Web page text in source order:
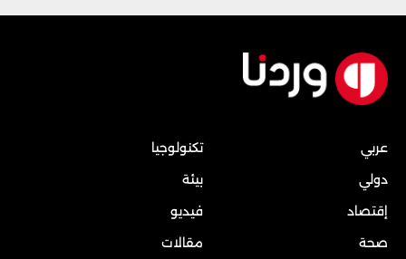
عربي
دولي
إقتصاد
صحة
تكنولوجيا
بيئة
فيديو
مقالات